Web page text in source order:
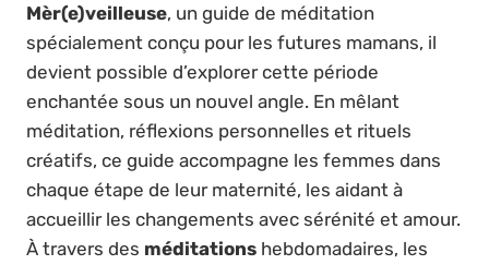
Mèr(e)veilleuse, un guide de méditation
spécialement conçu pour les futures mamans, il
devient possible d’explorer cette période
enchantée sous un nouvel angle. En mêlant
méditation, réflexions personnelles et rituels
créatifs, ce guide accompagne les femmes dans
chaque étape de leur maternité, les aidant à
accueillir les changements avec sérénité et amour.
À travers des méditations hebdomadaires, les